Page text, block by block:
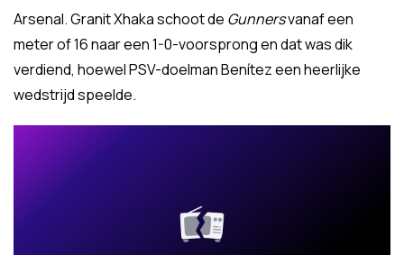
Arsenal. Granit Xhaka schoot de Gunnersvanaf een
meter of 16 naar een 1-0-voorsprong en dat was dik
verdiend, hoewel PSV-doelman Benítez een heerlijke
wedstrijd speelde.